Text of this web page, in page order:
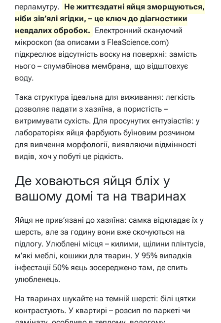
перламутру. Не життєздатні яйця зморщуються,
ніби зів’ялі ягідки, – це ключ до діагностики
невдалих обробок. Електронний скануючий
мікроскоп (за описами з FleaScience.com)
підкреслює відсутність воску на поверхні: замість
нього – спумабінова мембрана, що відштовхує
воду.
Така структура ідеальна для виживання: легкість
дозволяє падати з хазяїна, а пористість –
витримувати сухість. Для просунутих ентузіастів: у
лабораторіях яйця фарбують буїновим розчином
для вивчення морфології, виявляючи відмінності
видів, хоч у побуті це рідкість.
Де ховаються яйця бліх у
вашому домі та на тваринах
Яйця не прив’язані до хазяїна: самка відкладає їх у
шерсть, але за годину вони вже скочуються на
підлогу. Улюблені місця – килими, щілини плінтусів,
м’які меблі, кошики для тварин. У 95% випадків
інфестації 50% яєць зосереджено там, де спить
улюбленець.
На тваринах шукайте на темній шерсті: білі цятки
контрастують. У квартирі – розсип по паркеті чи